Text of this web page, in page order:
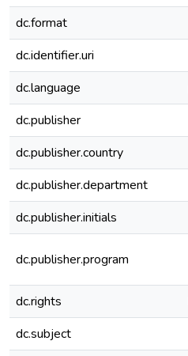
dc.format
dc.identifier.uri
dc.language
dc.publisher
dc.publisher.country
dc.publisher.department
dc.publisher.initials
dc.publisher.program
dc.rights
dc.subject